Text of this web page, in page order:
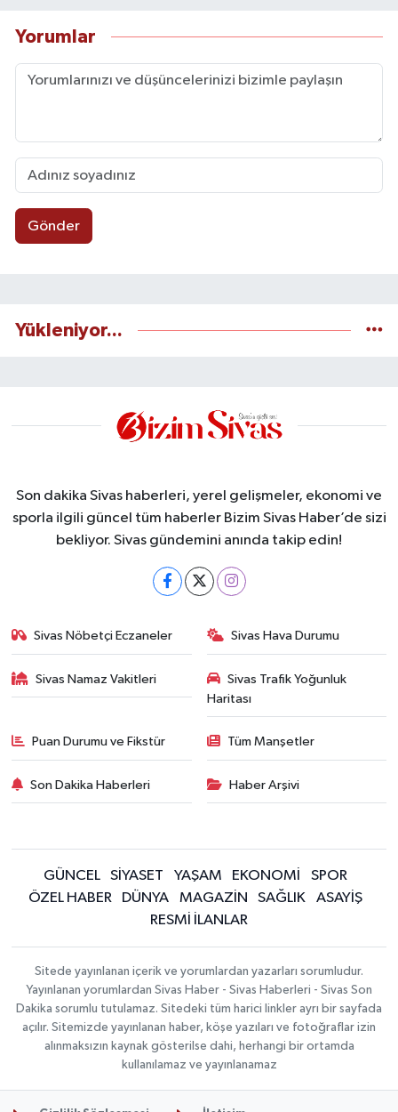
Yorumlar
Gönder
Yükleniyor...
Son dakika Sivas haberleri, yerel gelişmeler, ekonomi ve
sporla ilgili güncel tüm haberler Bizim Sivas Haber’de sizi
bekliyor. Sivas gündemini anında takip edin!
Sivas Nöbetçi Eczaneler Sivas Hava Durumu
Sivas Namaz Vakitleri
Sivas Trafik Yoğunluk
Haritası
Puan Durumu ve Fikstür Tüm Manşetler
Son Dakika Haberleri Haber Arşivi
GÜNCEL SİYASET YAŞAM EKONOMİ
SPOR
ÖZEL HABER
DÜNYA MAGAZİN SAĞLIK
ASAYİŞ
RESMİ İLANLAR
Sitede yayınlanan içerik ve yorumlardan yazarları sorumludur.
Yayınlanan yorumlardan Sivas Haber - Sivas Haberleri - Sivas Son
Dakika sorumlu tutulamaz. Sitedeki tüm harici linkler ayrı bir sayfada
açılır. Sitemizde yayınlanan haber, köşe yazıları ve fotoğraflar izin
alınmaksızın kaynak gösterilse dahi, herhangi bir ortamda
kullanılamaz ve yayınlanamaz